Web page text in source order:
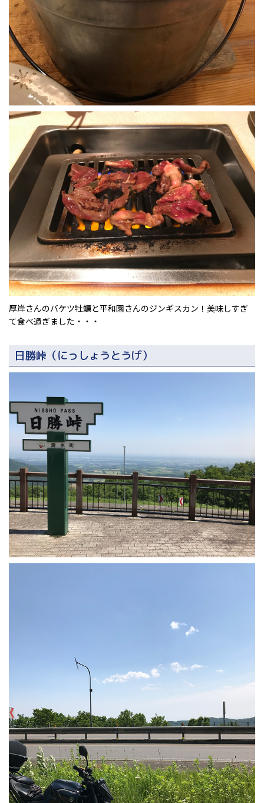
厚岸さんのバケツ牡蠣と平和園さんのジンギスカン！美味しすぎ
て食べ過ぎました・・・
日勝峠（にっしょうとうげ）